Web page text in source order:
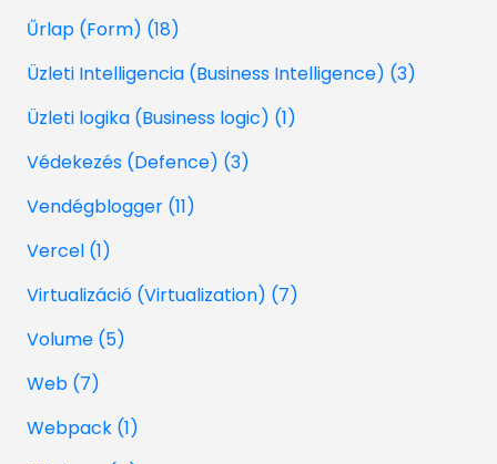
Űrlap (Form) (18)
Üzleti Intelligencia (Business Intelligence) (3)
Üzleti logika (Business logic) (1)
Védekezés (Defence) (3)
Vendégblogger (11)
Vercel (1)
Virtualizáció (Virtualization) (7)
Volume (5)
Web (7)
Webpack (1)